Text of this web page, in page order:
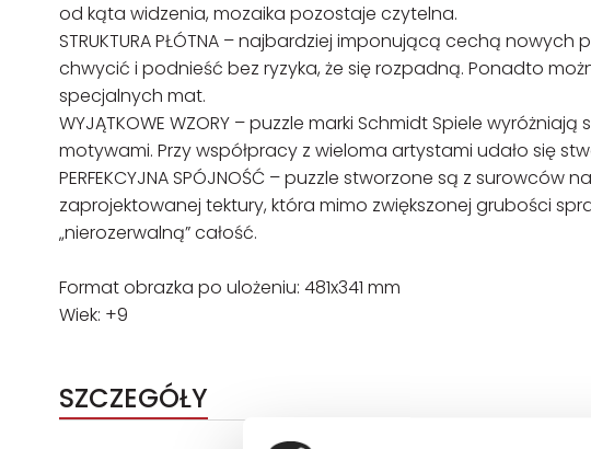
od kąta widzenia, mozaika pozostaje czytelna.
STRUKTURA PŁÓTNA – najbardziej imponującą cechą nowych
chwycić i podnieść bez ryzyka, że się rozpadną. Ponadto
specjalnych mat.
WYJĄTKOWE WZORY – puzzle marki Schmidt Spiele
motywami. Przy współpracy z wieloma artystami udało się
PERFEKCYJNA SPÓJNOŚĆ – puzzle stworzone są z surowców
zaprojektowanej tektury, która mimo zwiększonej grubości
„nierozerwalną” całość.
Format obrazka po ulożeniu: 481x341 mm
Wiek: +9
SZCZEGÓŁY